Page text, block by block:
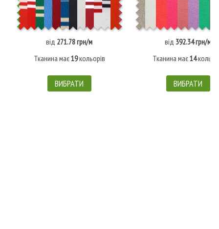
від 271.78 грн/м
Тканина має19кольорів
ВИБРАТИ
від 392.34 грн/м
Тканина має14
ВИБРАТИ